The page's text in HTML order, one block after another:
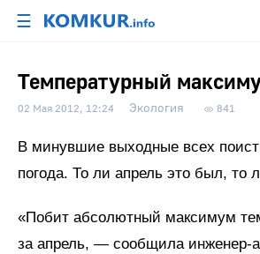
☰
Температурный
02 Мая 2012, 12:24 Экология 841
В минувшие выходные всех
погода. То ли апрель это был, то
«Побит абсолютный максимум
за апрель, — сообщила инженер-